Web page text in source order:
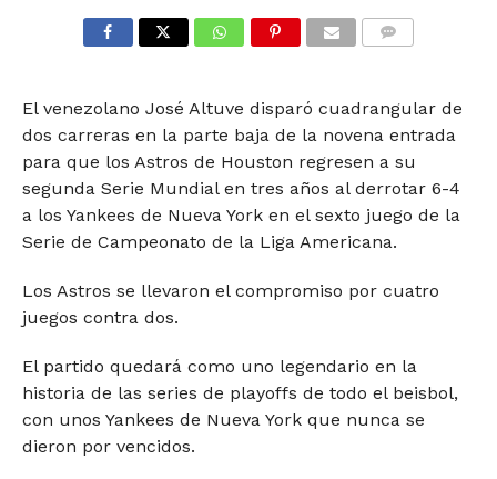
El venezolano José Altuve disparó cuadrangular de
dos carreras en la parte baja de la novena entrada
para que los Astros de Houston regresen a su
segunda Serie Mundial en tres años al derrotar 6-4
a los Yankees de Nueva York en el sexto juego de la
Serie de Campeonato de la Liga Americana.
Los Astros se llevaron el compromiso por cuatro
juegos contra dos.
El partido quedará como uno legendario en la
historia de las series de playoffs de todo el beisbol,
con unos Yankees de Nueva York que nunca se
dieron por vencidos.